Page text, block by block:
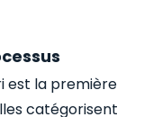
est la première
catégorisent